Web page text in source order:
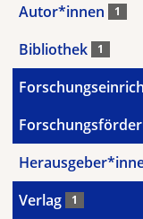
Autor*innen 1
Bibliothek 1
Verlag 1